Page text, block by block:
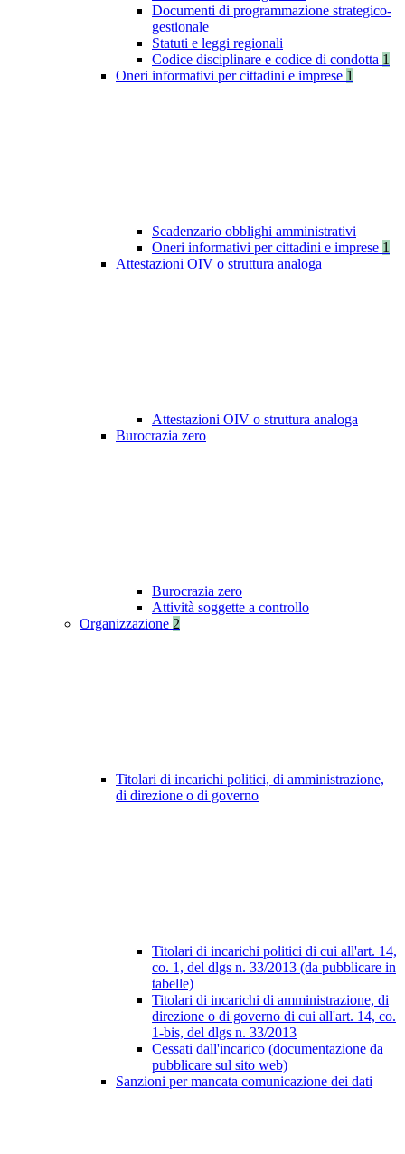
Documenti di programmazione strategico-
gestionale
Statuti e leggi regionali
Codice disciplinare e codice di condotta 1
Oneri informativi per cittadini e imprese 1
Scadenzario obblighi amministrativi
Oneri informativi per cittadini e imprese 1
Attestazioni OIV o struttura analoga
Attestazioni OIV o struttura analoga
Burocrazia zero
Burocrazia zero
Attività soggette a controllo
Organizzazione 2
Titolari di incarichi politici, di amministrazione,
di direzione o di governo
Titolari di incarichi politici di cui all'art. 14,
co. 1, del dlgs n. 33/2013 (da pubblicare in
tabelle)
Titolari di incarichi di amministrazione, di
direzione o di governo di cui all'art. 14, co.
1-bis, del dlgs n. 33/2013
Cessati dall'incarico (documentazione da
pubblicare sul sito web)
Sanzioni per mancata comunicazione dei dati